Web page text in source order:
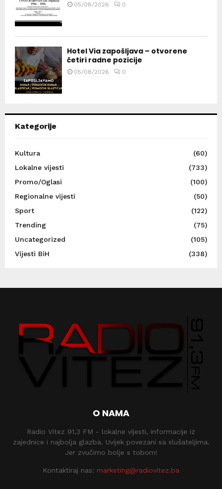
05/08/2026 0
Hotel Via zapošljava – otvorene
četiri radne pozicije
05/08/2026 0
Kategorije
Kultura
(60)
Lokalne vijesti
(733)
Promo/Oglasi
(100)
Regionalne vijesti
(50)
Sport
(122)
Trending
(75)
Uncategorized
(105)
Vijesti BiH
(338)
O NAMA
Radio Vitez 91,3 FM - lokalne vijesti, informacije iz
zajednice i najbolja glazba. Uvijek povezani sa slušateljima.
Jer zvučimo bolje s tobom!
Kontaktiraj nas: marketing@radiovitez.ba